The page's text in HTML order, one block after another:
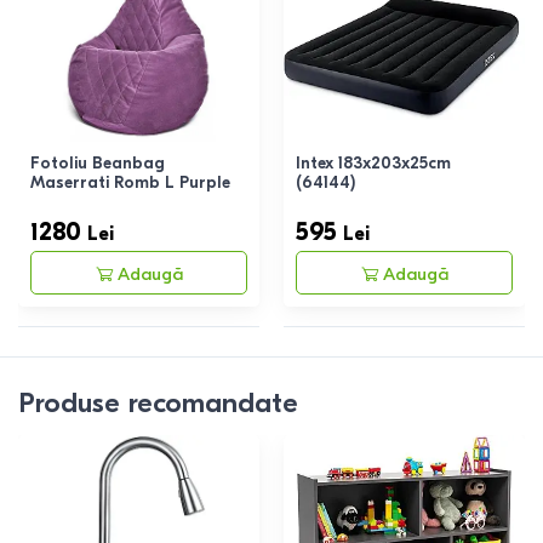
Fotoliu Beanbag
Maserrati Romb L Purple
1280 Lei
Adaugă
Intex 183x203x25cm
(64144)
595 Lei
Adaugă
Produse recomandate